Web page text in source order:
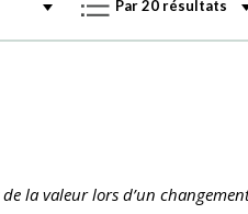
de la valeur lors d’un